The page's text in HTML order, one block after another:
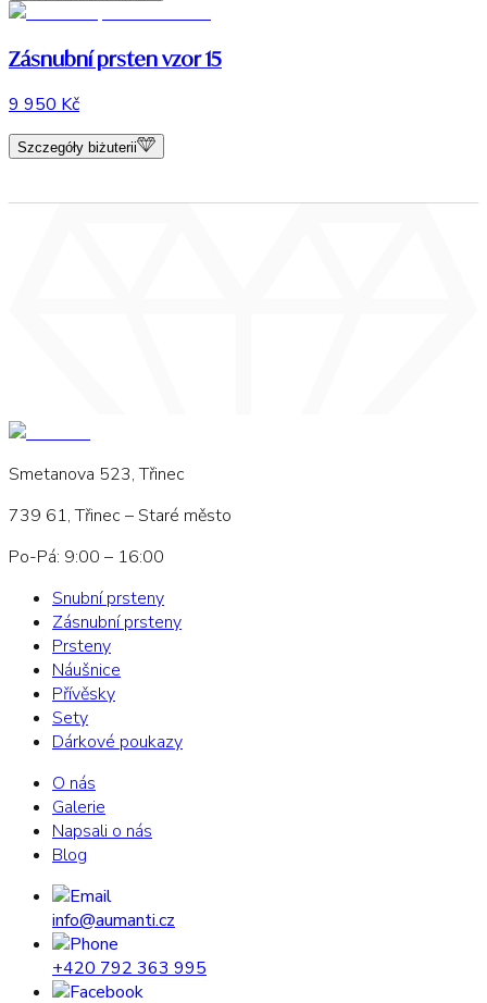
Zásnubní prsten vzor 15
9 950 Kč
Szczegóły biżuterii
Smetanova 523, Třinec
739 61, Třinec – Staré město
Po-Pá: 9:00 – 16:00
Snubní prsteny
Zásnubní prsteny
Prsteny
Náušnice
Přívěsky
Sety
Dárkové poukazy
O nás
Galerie
Napsali o nás
Blog
info@aumanti.cz
+420 792 363 995